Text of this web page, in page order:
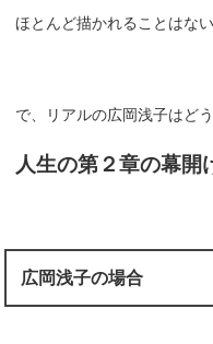
ほとんど描かれることはない
で、リアルの広岡浅子はど
人生の第２章の幕開
広岡浅子の場合